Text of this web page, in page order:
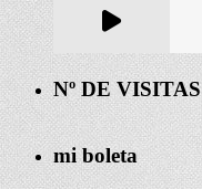
Nº DE
mi boleta